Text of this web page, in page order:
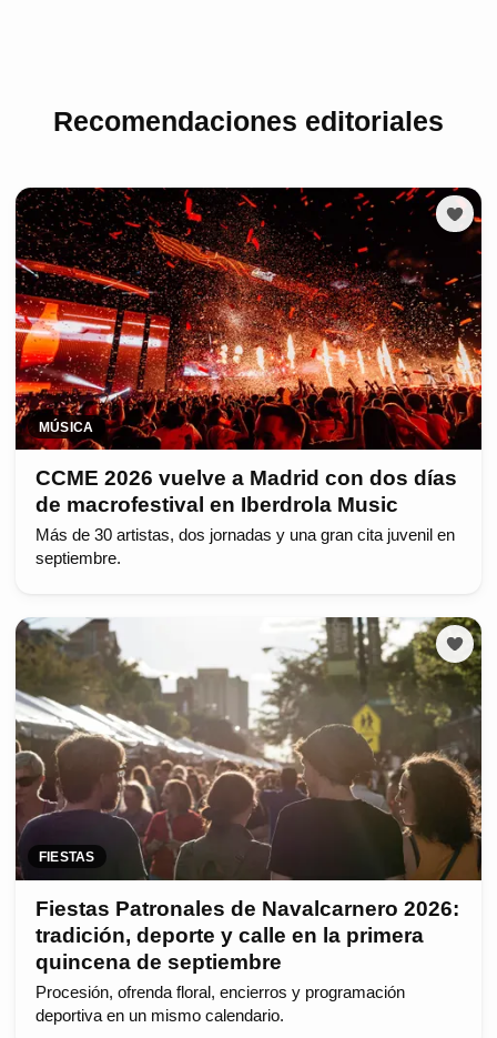
Recomendaciones editoriales
MÚSICA
CCME 2026 vuelve a Madrid con dos días
de macrofestival en Iberdrola Music
Más de 30 artistas, dos jornadas y una gran cita juvenil en
septiembre.
FIESTAS
Fiestas Patronales de Navalcarnero 2026:
tradición, deporte y calle en la primera
quincena de septiembre
Procesión, ofrenda floral, encierros y programación
deportiva en un mismo calendario.